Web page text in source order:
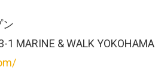
ン
MARINE & WALK YOKOHAMA